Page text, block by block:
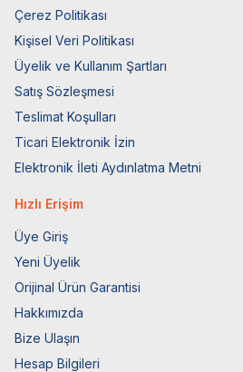
Çerez Politikası
Kişisel Veri Politikası
Üyelik ve Kullanım Şartları
Satış Sözleşmesi
Teslimat Koşulları
Ticari Elektronik İzin
Elektronik İleti Aydınlatma Metni
Hızlı Erişim
Üye Giriş
Yeni Üyelik
Orijinal Ürün Garantisi
Hakkımızda
Bize Ulaşın
Hesap Bilgileri